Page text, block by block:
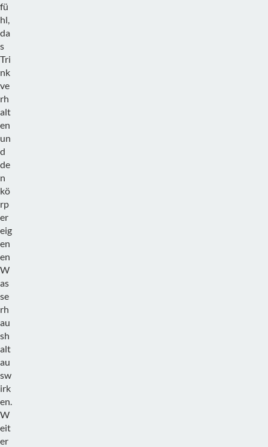
fü
hl,
da
s
Tri
nk
ve
rh
alt
en
un
d
de
n
kö
rp
er
eig
en
en
W
as
se
rh
au
sh
alt
au
sw
irk
en.
W
eit
er